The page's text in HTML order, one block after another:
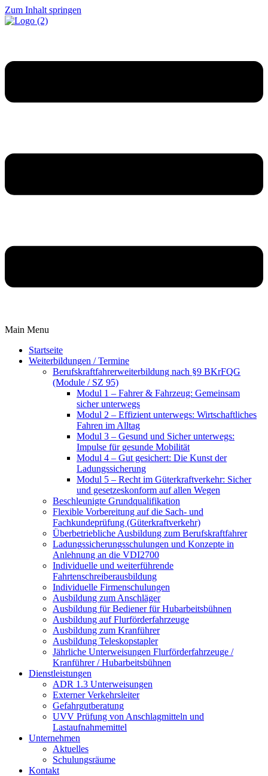
Zum Inhalt springen
Main Menu
Startseite
Weiterbildungen / Termine
Berufskraftfahrer­weiterbildung nach §9 BKrFQG
(Module / SZ 95)
Modul 1 – Fahrer & Fahrzeug: Gemeinsam
sicher unterwegs
Modul 2 – Effizient unterwegs: Wirtschaftliches
Fahren im Alltag
Modul 3 – Gesund und Sicher unterwegs:
Impulse für gesunde Mobilität
Modul 4 – Gut gesichert: Die Kunst der
Ladungssicherung
Modul 5 – Recht im Güterkraftverkehr: Sicher
und gesetzeskonform auf allen Wegen
Beschleunigte Grundqualifikation
Flexible Vorbereitung auf die Sach- und
Fachkundeprüfung (Güterkraftverkehr)
Überbetriebliche Ausbildung zum Berufskraftfahrer
Ladungssicherungsschulungen und Konzepte in
Anlehnung an die VDI2700
Individuelle und weiterführende
Fahrtenschreiberausbildung
Individuelle Firmenschulungen
Ausbildung zum Anschläger
Ausbildung für Bediener für Hubarbeitsbühnen
Ausbildung auf Flurförderfahrzeuge
Ausbildung zum Kranführer
Ausbildung Teleskopstapler
Jährliche Unterweisungen Flurförderfahrzeuge /
Kranführer / Hubarbeitsbühnen
Dienstleistungen
ADR 1.3 Unterweisungen
Externer Verkehrsleiter
Gefahrgutberatung
UVV Prüfung von Anschlagmitteln und
Lastaufnahmemittel
Unternehmen
Aktuelles
Schulungsräume
Kontakt